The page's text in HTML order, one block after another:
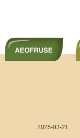
2025-03-21